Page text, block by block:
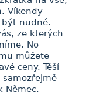
Víkendy
být nudné.
ze kterých
No
můžete
ceny. Těší
samozřejmě
Němec.